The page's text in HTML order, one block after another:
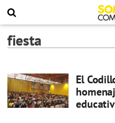
fiesta
El